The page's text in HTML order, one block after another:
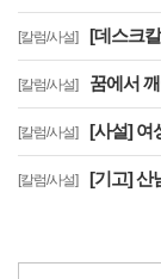
[칼럼/사설] [데스크
[칼럼/사설] 꿈에서
[칼럼/사설] [사설] 여
[칼럼/사설] [기고] 산